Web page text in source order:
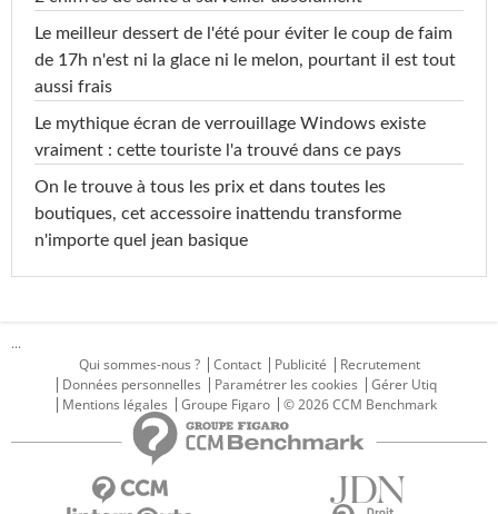
Le meilleur dessert de l'été pour éviter le coup de faim
de 17h n'est ni la glace ni le melon, pourtant il est tout
aussi frais
Le mythique écran de verrouillage Windows existe
vraiment : cette touriste l'a trouvé dans ce pays
On le trouve à tous les prix et dans toutes les
boutiques, cet accessoire inattendu transforme
n'importe quel jean basique
...
Qui sommes-nous ?
Contact Publicité
Recrutement
Données personnelles
Paramétrer les cookies
Gérer Utiq
Mentions légales
Groupe Figaro © 2026 CCM Benchmark